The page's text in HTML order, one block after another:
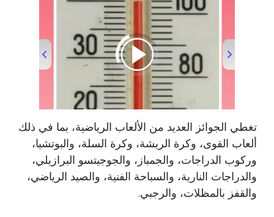
00:00/00:37
تغطي الجوائز العديد من الألعاب الرياضية، بما في ذلك
ألعاب القوى، وكرة الريشة، وكرة السلة، والبوتشيا،
وركوب الدراجات، والجمباز، والجوجيتسو البرازيلي،
والدراجات النارية، والسباحة الفنية، والصيد الرياضي،
والقفز بالمظلات، والرجبي.